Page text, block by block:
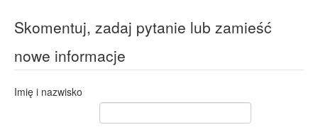
Skomentuj, zadaj pytanie lub zamieść
nowe informacje
Imię i nazwisko